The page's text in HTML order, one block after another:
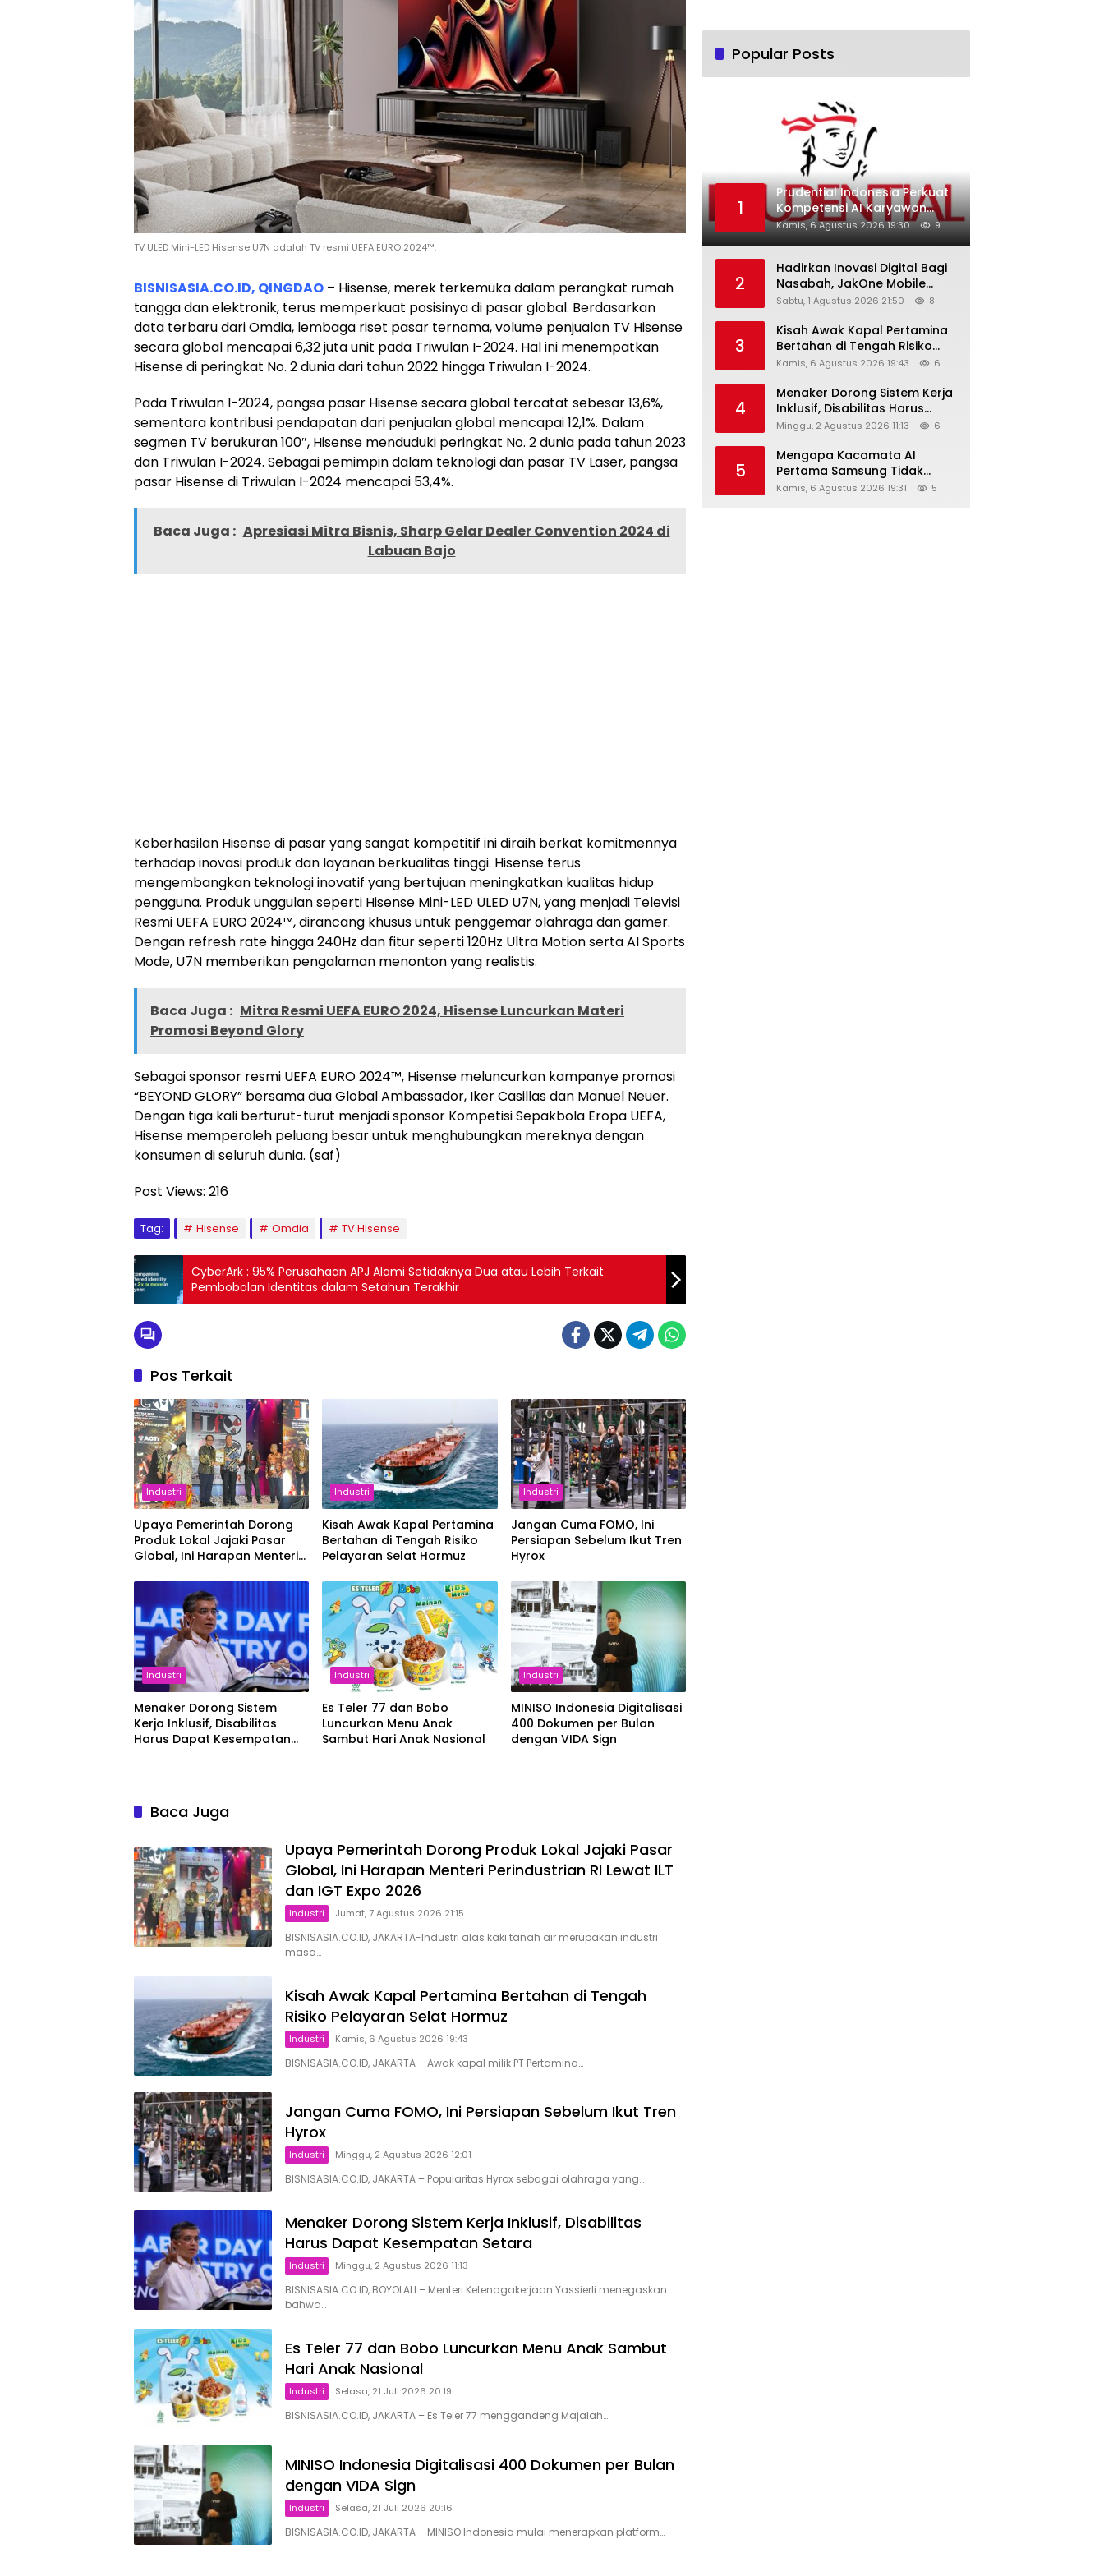
TV ULED Mini-LED Hisense U7N adalah TV resmi UEFA EURO 2024™.
BISNISASIA.CO.ID, QINGDAO – Hisense, merek terkemuka dalam perangkat rumah
tangga dan elektronik, terus memperkuat posisinya di pasar global. Berdasarkan
data terbaru dari Omdia, lembaga riset pasar ternama, volume penjualan TV Hisense
secara global mencapai 6,32 juta unit pada Triwulan I-2024. Hal ini menempatkan
Hisense di peringkat No. 2 dunia dari tahun 2022 hingga Triwulan I-2024.
Pada Triwulan I-2024, pangsa pasar Hisense secara global tercatat sebesar 13,6%,
sementara kontribusi pendapatan dari penjualan global mencapai 12,1%. Dalam
segmen TV berukuran 100″, Hisense menduduki peringkat No. 2 dunia pada tahun 2023
dan Triwulan I-2024. Sebagai pemimpin dalam teknologi dan pasar TV Laser, pangsa
pasar Hisense di Triwulan I-2024 mencapai 53,4%.
Baca Juga : Apresiasi Mitra Bisnis, Sharp Gelar Dealer Convention 2024 di
Labuan Bajo
Keberhasilan Hisense di pasar yang sangat kompetitif ini diraih berkat komitmennya
terhadap inovasi produk dan layanan berkualitas tinggi. Hisense terus
mengembangkan teknologi inovatif yang bertujuan meningkatkan kualitas hidup
pengguna. Produk unggulan seperti Hisense Mini-LED ULED U7N, yang menjadi Televisi
Resmi UEFA EURO 2024™, dirancang khusus untuk penggemar olahraga dan gamer.
Dengan refresh rate hingga 240Hz dan fitur seperti 120Hz Ultra Motion serta AI Sports
Mode, U7N memberikan pengalaman menonton yang realistis.
Baca Juga : Mitra Resmi UEFA EURO 2024, Hisense Luncurkan Materi
Promosi Beyond Glory
Sebagai sponsor resmi UEFA EURO 2024™, Hisense meluncurkan kampanye promosi
“BEYOND GLORY” bersama dua Global Ambassador, Iker Casillas dan Manuel Neuer.
Dengan tiga kali berturut-turut menjadi sponsor Kompetisi Sepakbola Eropa UEFA,
Hisense memperoleh peluang besar untuk menghubungkan mereknya dengan
konsumen di seluruh dunia. (saf)
Post Views: 216
Tag: Hisense Omdia TV Hisense
CyberArk : 95% Perusahaan APJ Alami Setidaknya Dua atau Lebih Terkait
Pembobolan Identitas dalam Setahun Terakhir
Pos Terkait
Industri
Upaya Pemerintah Dorong
Produk Lokal Jajaki Pasar
Global, Ini Harapan Menteri
dan IGT Expo 2026
Industri
Kisah Awak Kapal Pertamina
Bertahan di Tengah Risiko
Pelayaran Selat Hormuz
Industri
Jangan Cuma FOMO, Ini
Persiapan Sebelum Ikut Tren
Hyrox
Industri
Menaker Dorong Sistem
Kerja Inklusif, Disabilitas
Harus Dapat Kesempatan
Industri
Es Teler 77 dan Bobo
Luncurkan Menu Anak
Sambut Hari Anak Nasional
Industri
MINISO Indonesia Digitalisasi
400 Dokumen per Bulan
dengan VIDA Sign
Baca Juga
Upaya Pemerintah Dorong Produk Lokal Jajaki Pasar
Global, Ini Harapan Menteri Perindustrian RI Lewat ILT
dan IGT Expo 2026
Industri Jumat, 7 Agustus 2026 21:15
BISNISASIA.CO.ID, JAKARTA-Industri alas kaki tanah air merupakan industri
masa…
Kisah Awak Kapal Pertamina Bertahan di Tengah
Risiko Pelayaran Selat Hormuz
Industri Kamis, 6 Agustus 2026 19:43
BISNISASIA.CO.ID, JAKARTA – Awak kapal milik PT Pertamina…
Jangan Cuma FOMO, Ini Persiapan Sebelum Ikut Tren
Hyrox
Industri Minggu, 2 Agustus 2026 12:01
BISNISASIA.CO.ID, JAKARTA – Popularitas Hyrox sebagai olahraga yang…
Menaker Dorong Sistem Kerja Inklusif, Disabilitas
Harus Dapat Kesempatan Setara
Industri Minggu, 2 Agustus 2026 11:13
BISNISASIA.CO.ID, BOYOLALI – Menteri Ketenagakerjaan Yassierli menegaskan
bahwa…
Es Teler 77 dan Bobo Luncurkan Menu Anak Sambut
Hari Anak Nasional
Industri Selasa, 21 Juli 2026 20:19
BISNISASIA.CO.ID, JAKARTA – Es Teler 77 menggandeng Majalah…
MINISO Indonesia Digitalisasi 400 Dokumen per Bulan
dengan VIDA Sign
Industri Selasa, 21 Juli 2026 20:16
BISNISASIA.CO.ID, JAKARTA – MINISO Indonesia mulai menerapkan platform…
Popular Posts
1
Prudential Indonesia Perkuat
Kompetensi AI Karyawan
Lewat AI Week
Kamis, 6 Agustus 2026 19:30 9
2
Hadirkan Inovasi Digital Bagi
Nasabah, JakOne Mobile
Antar Bank Jakarta Sukses
Awards 2026
Sabtu, 1 Agustus 2026 21:50 8
3
Kisah Awak Kapal Pertamina
Bertahan di Tengah Risiko
Pelayaran Selat Hormuz
Kamis, 6 Agustus 2026 19:43 6
4
Menaker Dorong Sistem Kerja
Inklusif, Disabilitas Harus
Dapat Kesempatan Setara
Minggu, 2 Agustus 2026 11:13 6
5
Mengapa Kacamata AI
Pertama Samsung Tidak
Dibekali Layar?
Kamis, 6 Agustus 2026 19:31 5